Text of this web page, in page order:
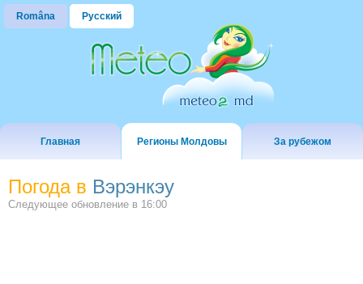
Româna Русский
Главная Регионы Молдовы За рубежом
Погода в Вэрэнкэу
Следующее обновление в 16:00